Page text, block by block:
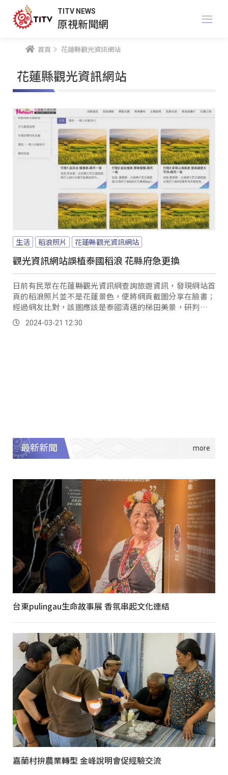
TITV NEWS
原視新聞網
首頁 花蓮縣觀光資訊網站
花蓮縣觀光資訊網站
生活 稻浪照片 花蓮縣觀光資訊網站
觀光資訊網站誤植泰國稻浪 花縣府急更換
日前有民眾在花蓮縣觀光資訊網查詢旅遊資訊，發現網站首
頁的稻浪照片並不是花蓮景色，便將網頁截圖分享在臉書；
經過網友比對，該圖應該是泰國清邁的梯田美景，研判圖片
來自網路圖庫。
2024-03-21 12:30
最新新聞
台東pulingau生命故事展 香氛串起文化連結
嘉蘭村拚農業轉型 金峰說明會促經驗交流